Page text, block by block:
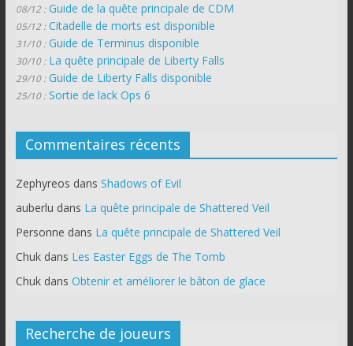
08/12 : Guide de la quête principale de CDM
05/12 : Citadelle de morts est disponible
31/10 : Guide de Terminus disponible
30/10 : La quête principale de Liberty Falls
29/10 : Guide de Liberty Falls disponible
25/10 : Sortie de lack Ops 6
Commentaires récents
Zephyreos dans Shadows of Evil
auberlu dans La quête principale de Shattered Veil
Personne dans La quête principale de Shattered Veil
Chukdans Les Easter Eggs de The Tomb
Chukdans Obtenir et améliorer le bâton de glace
Recherche de joueurs